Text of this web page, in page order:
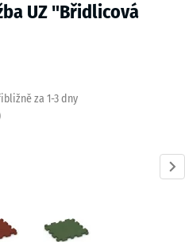
UZ "Břidlicová
za 1-3 dny
červená